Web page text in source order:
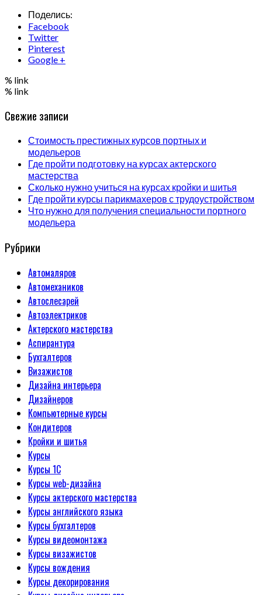
Поделись:
Facebook
Twitter
Pinterest
Google +
% link
% link
Свежие записи
Стоимость престижных курсов портных и
модельеров
Где пройти подготовку на курсах актерского
мастерства
Сколько нужно учиться на курсах кройки и шитья
Где пройти курсы парикмахеров с трудоустройством
Что нужно для получения специальности портного
модельера
Рубрики
Автомаляров
Автомехаников
Автослесарей
Автоэлектриков
Актерского мастерства
Аспирантура
Бухгалтеров
Визажистов
Дизайна интерьера
Дизайнеров
Компьютерные курсы
Кондитеров
Кройки и шитья
Курсы
Курсы 1С
Курсы web-дизайна
Курсы актерского мастерства
Курсы английского языка
Курсы бухгалтеров
Курсы видеомонтажа
Курсы визажистов
Курсы вождения
Курсы декорирования